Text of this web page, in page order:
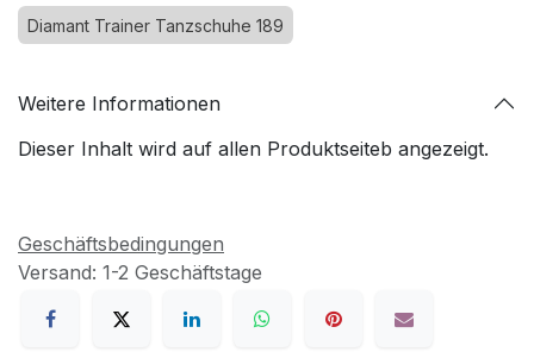
Diamant Trainer Tanzschuhe 189
Weitere Informationen
Dieser Inhalt wird auf allen Produktseiteb angezeigt.
Geschäftsbedingungen
Versand: 1-2 Geschäftstage